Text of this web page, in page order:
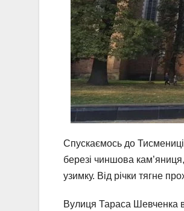
Спускаємось до
березі чиншова
узимку. Від річки тягне
Вулиця Тараса Шевченка